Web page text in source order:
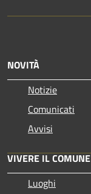
NOVITÀ
Notizie
Comunicati
Avvisi
VIVERE IL COMUNE
Luoghi